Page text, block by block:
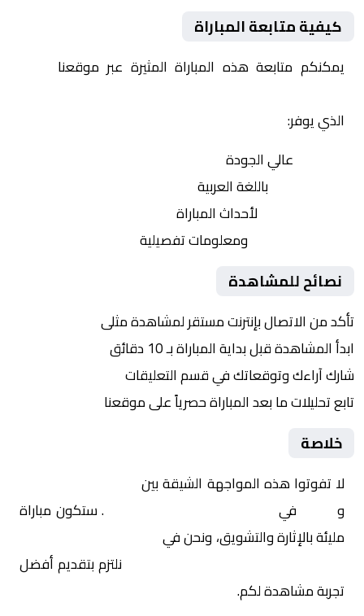
كيفية متابعة المباراة
يمكنكم متابعة هذه المباراة المثيرة عبر موقعنا
الذي يوفر:
عالي الجودة
باللغة العربية
لأحداث المباراة
ومعلومات تفصيلية
نصائح للمشاهدة
تأكد من الاتصال بإنترنت مستقر لمشاهدة مثلى
ابدأ المشاهدة قبل بداية المباراة بـ 10 دقائق
شارك آراءك وتوقعاتك في قسم التعليقات
تابع تحليلات ما بعد المباراة حصرياً على موقعنا
خلاصة
لا تفوتوا هذه المواجهة الشيقة بين
وفاركو في
. ستكون مباراة
مليئة بالإثارة والتشويق، ونحن في
نلتزم بتقديم أفضل
تجربة مشاهدة لكم.